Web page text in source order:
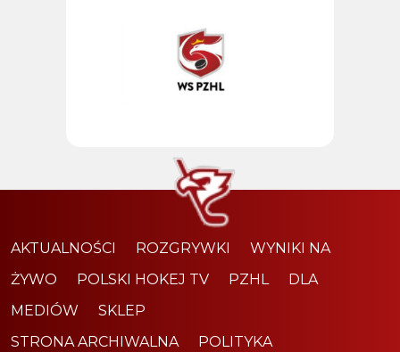
AKTUALNOŚCI ROZGRYWKI
WYNIKI NA
ŻYWO
POLSKI HOKEJ TV PZHL
DLA
MEDIÓW
SKLEP
STRONA ARCHIWALNA
POLITYKA